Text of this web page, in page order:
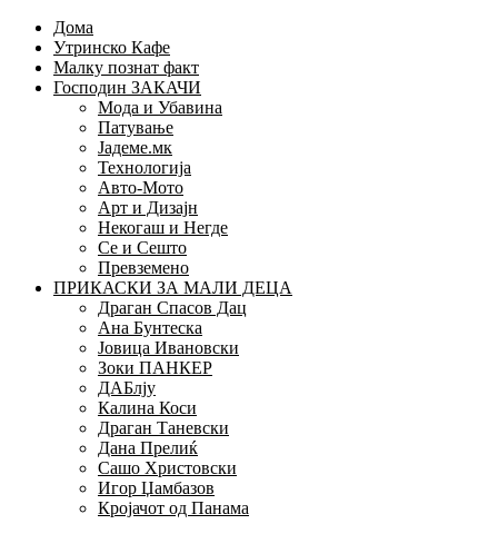
Дома
Утринско Кафе
Малку познат факт
Господин ЗАКАЧИ
Мода и Убавина
Патување
Јадеме.мк
Технологија
Авто-Мото
Арт и Дизајн
Некогаш и Негде
Се и Сешто
Превземено
ПРИКАСКИ ЗА МАЛИ ДЕЦА
Драган Спасов Дац
Ана Бунтеска
Јовица Ивановски
Зоки ПАНКЕР
ДАБлју
Калина Коси
Драган Таневски
Дана Прелиќ
Сашо Христовски
Игор Џамбазов
Кројачот од Панама